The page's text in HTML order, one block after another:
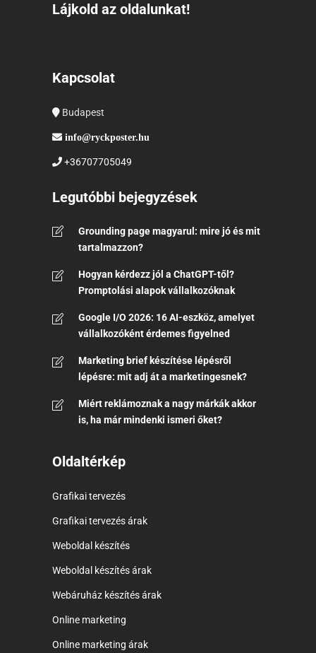
Lájkold az oldalunkat!
Kapcsolat
Budapest
info@ryckposter.hu
+36707705049
Legutóbbi bejegyzések
Grounding page magyarul: mire jó és mit
tartalmazzon?
Hogyan kérdezz jól a ChatGPT-től?
Promptolási alapok vállalkozóknak
Google I/O 2026: 16 AI-eszköz, amelyet
vállalkozóként érdemes figyelned
Marketing brief készítése lépésről
lépésre: mit adj át a marketingesnek?
Miért reklámoznak a nagy márkák akkor
is, ha már mindenki ismeri őket?
Oldaltérkép
Grafikai tervezés
Grafikai tervezés árak
Weboldal készítés
Weboldal készítés árak
Webáruház készítés árak
Online marketing
Online marketing árak